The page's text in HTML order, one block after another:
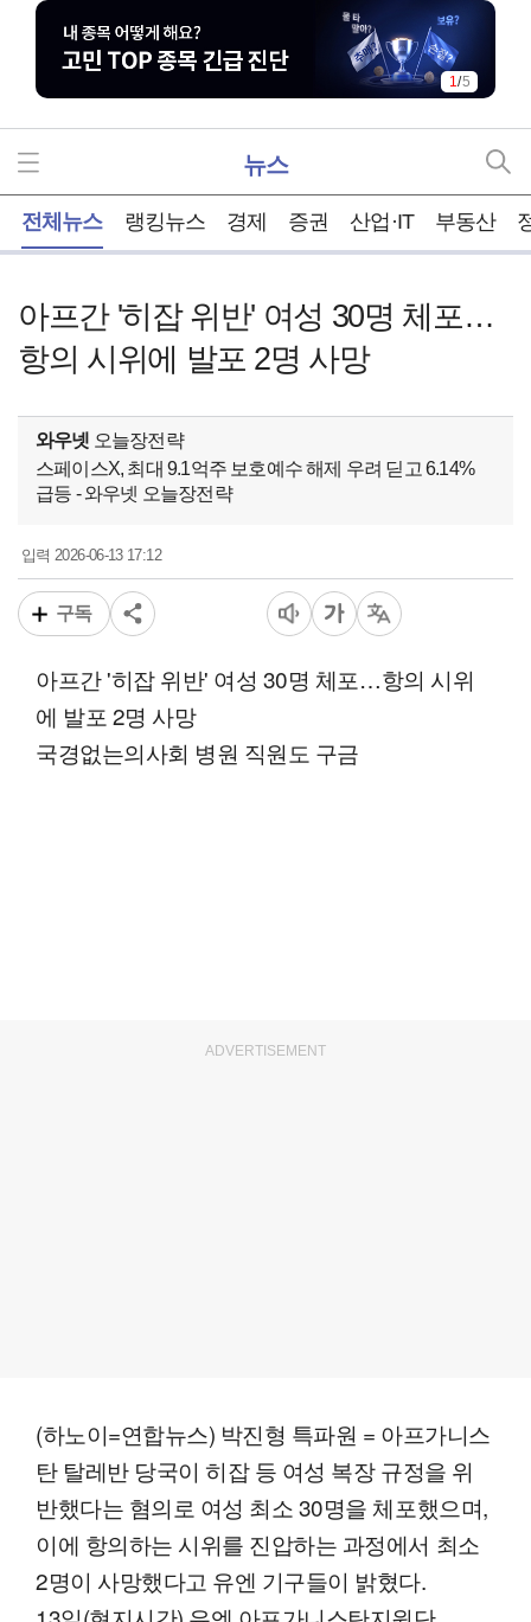
1/5
뉴스
전체뉴스 랭킹뉴스 경제 증권 산업·IT 부동산
아프간 '히잡 위반' 여성 30명 체포…
항의 시위에 발포 2명 사망
와우넷 오늘장전략
스페이스X, 최대 9.1억주 보호예수 해제 우려 딛고 6.14%
급등 - 와우넷 오늘장전략
입력2026-06-13 17:12
구독
아프간 '히잡 위반' 여성 30명 체포…항의 시위
에 발포 2명 사망
국경없는의사회 병원 직원도 구금
ADVERTISEMENT
(하노이=연합뉴스) 박진형 특파원 = 아프가니스
탄 탈레반 당국이 히잡 등 여성 복장 규정을 위
반했다는 혐의로 여성 최소 30명을 체포했으며,
이에 항의하는 시위를 진압하는 과정에서 최소
2명이 사망했다고 유엔 기구들이 밝혔다.